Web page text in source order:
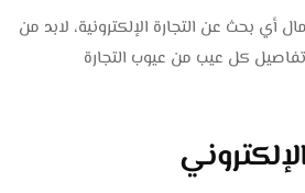
أي بحث عن التجارة الإلكترونية، لابد من
تفاصيل كل عيب من عيوب التجارة